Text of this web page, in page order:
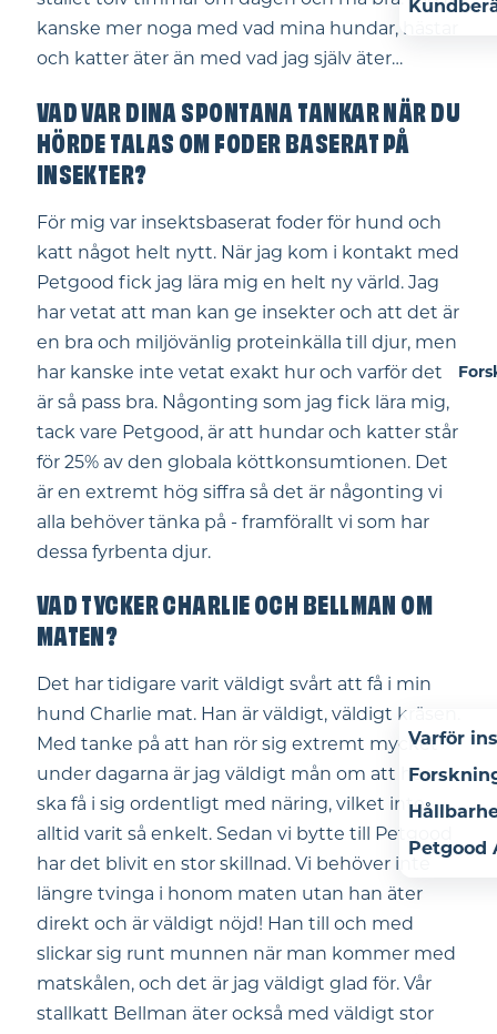
Varför
Petgood
kanske mer noga med vad mina hundar, hästar
och katter äter än med vad jag själv äter…
VAD VAR DINA SPONTANA TANKAR NÄR DU
HÖRDE TALAS OM FODER BASERAT PÅ
INSEKTER?
För mig var insektsbaserat foder för hund och
katt något helt nytt. När jag kom i kontakt med
Petgood fick jag lära mig en helt ny värld. Jag
har vetat att man kan ge insekter och att det är
en bra och miljövänlig proteinkälla till djur, men
har kanske inte vetat exakt hur och varför det
är så pass bra. Någonting som jag fick lära mig,
tack vare Petgood, är att hundar och katter står
för 25% av den globala köttkonsumtionen. Det
är en extremt hög siffra så det är någonting vi
alla behöver tänka på - framförallt vi som har
dessa fyrbenta djur.
VAD TYCKER CHARLIE OCH BELLMAN OM
MATEN?
Det har tidigare varit väldigt svårt att få i min
hund Charlie mat. Han är väldigt, väldigt kräsen.
Med tanke på att han rör sig extremt mycket
under dagarna är jag väldigt mån om att han
ska få i sig ordentligt med näring, vilket inte
alltid varit så enkelt. Sedan vi bytte till Petgood
har det blivit en stor skillnad. Vi behöver inte
längre tvinga i honom maten utan han äter
direkt och är väldigt nöjd! Han till och med
slickar sig runt munnen när man kommer med
matskålen, och det är jag väldigt glad för. Vår
stallkatt Bellman äter också med väldigt stor